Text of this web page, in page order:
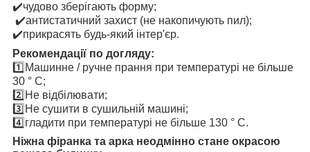
✔️чудово зберігають форму;
✔️антистатичний захист (не накопичують пил);
✔️прикрасять будь-який інтер'єр.
Рекомендації по догляду:
1️⃣Машинне / ручне прання при температурі не більше
30 ° C;
2️⃣Не відбілювати;
3️⃣Не сушити в сушильній машині;
4️⃣гладити при температурі не більше 130 ° C.
Ніжна фіранка та арка неодмінно стане окрасою